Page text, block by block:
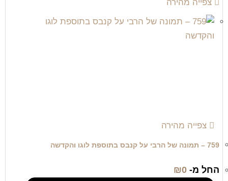
צפייה מהירה
צפייה מהירה
759 – תמונה של הרבי על קנבס בתוספת לוגו והקדשה
החל מ- ₪0